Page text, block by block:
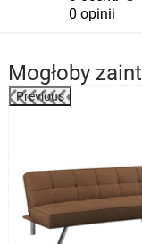
0 opinii
Mogłoby
Previous